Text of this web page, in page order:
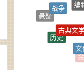
悬疑
随笔
历史
古典文学
文